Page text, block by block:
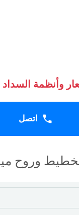
وأنظمة السداد
اتصل
وروح